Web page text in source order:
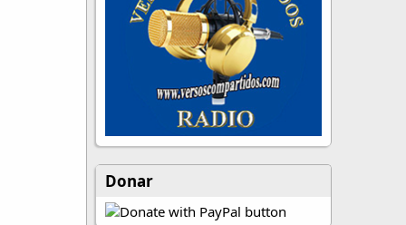
Donar